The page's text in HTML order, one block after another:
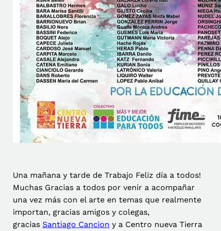
Una mañana y tarde de Trabajo Feliz día a todos!
Muchas Gracias a todos por venir a acompañar
una vez más con el arte en temas que realmente
importan, gracias amigos y colegas,
gracias Santiago Cancion y a Centro nueva Tierra